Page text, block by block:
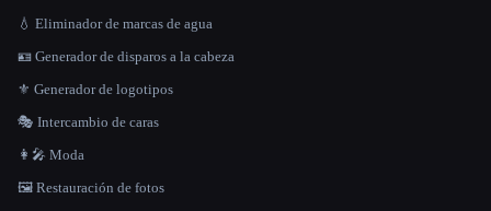
💧 Eliminador de marcas de agua
🪪 Generador de disparos a la cabeza
⚜️ Generador de logotipos
🎭 Intercambio de caras
👩‍🎤 Moda
🖼️ Restauración de fotos